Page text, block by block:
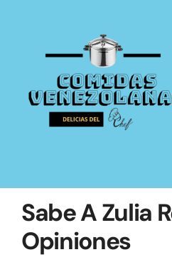
contenido
Sabe A Zulia
Opiniones